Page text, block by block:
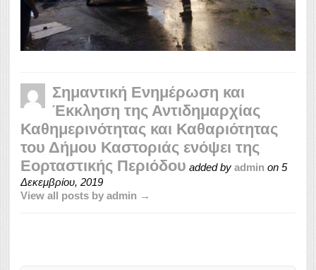
Σημαντική Ενημέρωση και
Έκκληση της Αντιδημαρχίας
Καθημερινότητας και Καθαριότητας
του Δήμου Καστοριάς ενόψει της
Εορταστικής Περιόδου added by admin on 5
Δεκεμβρίου, 2019
View all posts by admin →